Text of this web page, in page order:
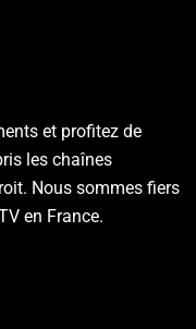
et profitez de
les chaînes
Nous sommes fiers
en France.